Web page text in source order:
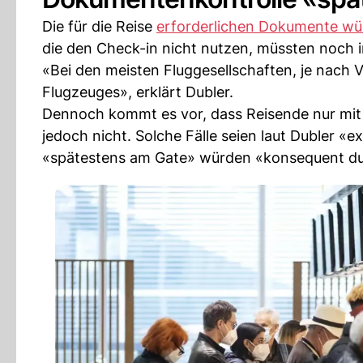
Die für die Reise erforderlichen Dokumente
die den Check-in nicht nutzen, müssten noch
«Bei den meisten Fluggesellschaften, je nach
Flugzeuges», erklärt Dubler.
Dennoch kommt es vor, dass Reisende nur
jedoch nicht. Solche Fälle seien laut Dubler
«spätestens am Gate» würden «konsequent